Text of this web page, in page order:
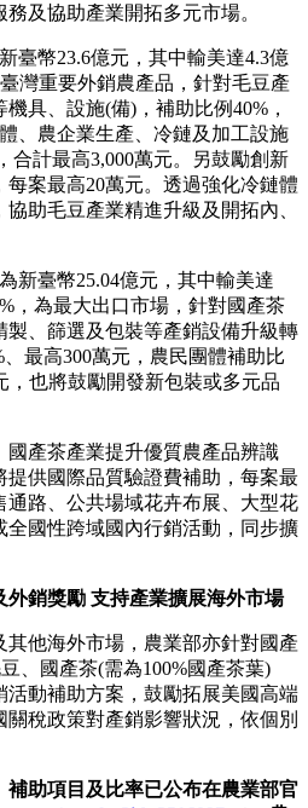
及協助產業開拓多元市場。
臺幣23.6億元，其中輸美達4.3億
灣重要外銷農產品，針對毛豆產
具、設施(備)，補助比例40%，
、農企業生產、冷鏈及加工設施
合計最高3,000萬元。另鼓勵創新
案最高20萬元。透過強化冷鏈體
助毛豆產業精進升級及開拓內、
新臺幣25.04億元，其中輸美達
，為最大出口市場，針對國產茶
、篩選及包裝等產銷設備升級轉
最高300萬元，農民團體補助比
，也將鼓勵開發新包裝或多元品
國產茶產業提升優質農產品辨識
提供國際品質驗證費補助，每案最
通路、公共場域花卉布展、大型花
國性跨域國內行銷活動，同步擴
外銷獎勵 支持產業擴展海外市場
他海外市場，農業部亦針對國產
、國產茶(需為100%國產茶葉)
動補助方案，鼓勵拓展美國高端
稅政策對產銷影響狀況，依個別
助項目及比率已公布在農業部官